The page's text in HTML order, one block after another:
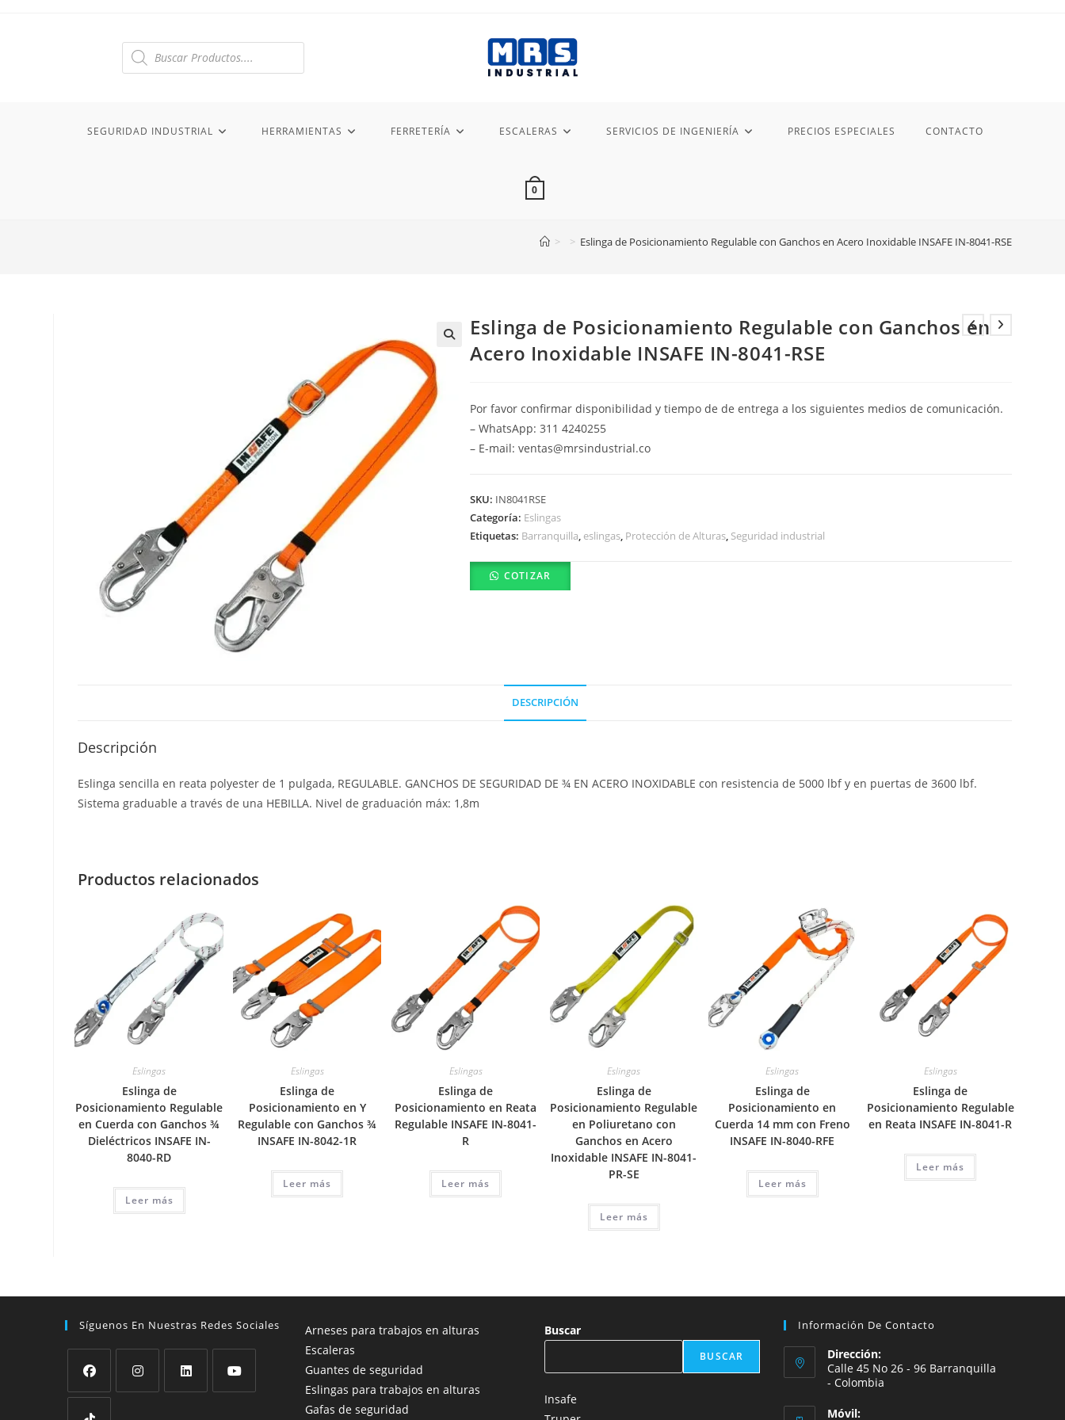
Búsqueda
SEGURIDAD INDUSTRIAL HERRAMIENTAS FERRETERÍA ESCALERAS SERVICIOS DE INGENIERÍA PRECIOS ESPECIALES CONTACTO
0
> > Eslinga de Posicionamiento Regulable con Ganchos en Acero Inoxidable INSAFE IN-8041-RSE
Eslinga de Posicionamiento Regulable con Ganchos en
Acero Inoxidable INSAFE IN-8041-RSE
Por favor confirmar disponibilidad y tiempo de de entrega a los siguientes medios de comunicación.
– WhatsApp: 311 4240255
– E-mail: ventas@mrsindustrial.co
SKU: IN8041RSE
Categoría: Eslingas
Etiquetas: Barranquilla eslingas Protección de Alturas Seguridad industrial
COTIZAR
DESCRIPCIÓN
Descripción
Eslinga sencilla en reata polyester de 1 pulgada, REGULABLE. GANCHOS DE SEGURIDAD DE ¾ EN ACERO INOXIDABLE con resistencia de 5000 lbf y en puertas de 3600 lbf.
Sistema graduable a través de una HEBILLA. Nivel de graduación máx: 1,8m
Productos relacionados
Eslingas
Eslinga de
Posicionamiento Regulable
en Cuerda con Ganchos ¾
Dieléctricos INSAFE IN-
8040-RD
Leer más
Eslingas
Eslinga de
Posicionamiento en Y
Regulable con Ganchos ¾
INSAFE IN-8042-1R
Leer más
Eslingas
Eslinga de
Posicionamiento en Reata
Regulable INSAFE IN-8041-
R
Leer más
Eslingas
Eslinga de
Posicionamiento Regulable
en Poliuretano con
Ganchos en Acero
Inoxidable INSAFE IN-8041-
PR-SE
Leer más
Eslingas
Eslinga de
Posicionamiento en
Cuerda 14 mm con Freno
INSAFE IN-8040-RFE
Leer más
Eslingas
Eslinga de
Posicionamiento Regulable
en Reata INSAFE IN-8041-R
Leer más
Síguenos En Nuestras Redes Sociales
Se
Arneses para trabajos en alturas
Escaleras
Guantes de seguridad
Eslingas para trabajos en alturas
Gafas de seguridad
Buscar
BUSCAR
Insafe
Información De Contacto
Dirección:
Calle 45 No 26 - 96 Barranquilla
- Colombia
Móvil: